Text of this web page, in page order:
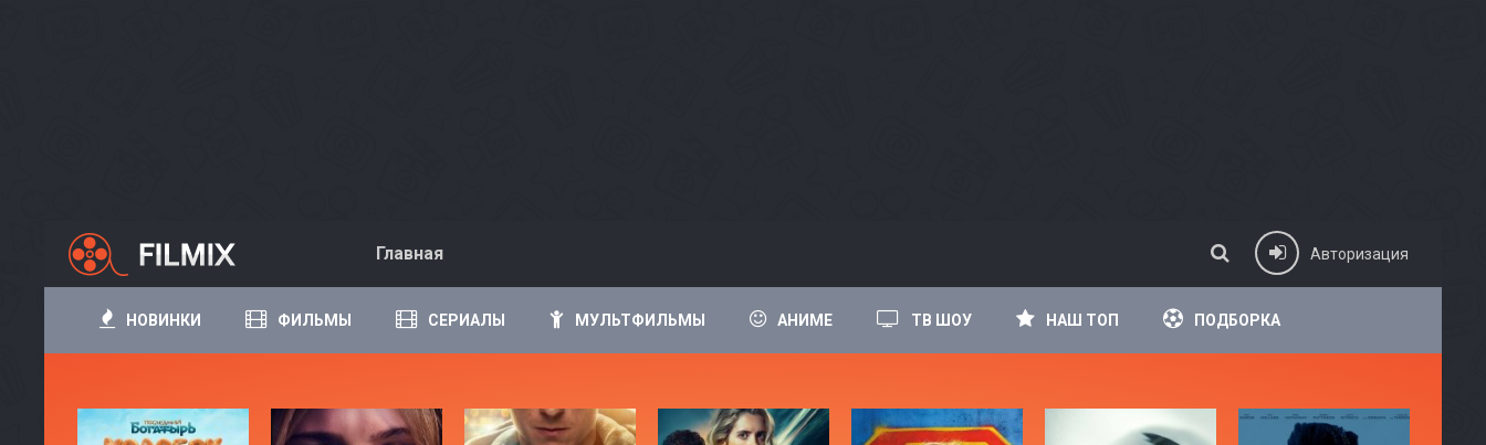
Главная Авторизация
НОВИНКИ ФИЛЬМЫ СЕРИАЛЫ МУЛЬТФИЛЬМЫ АНИМЕ ТВ ШОУ НАШ ТОП ПОДБОРКА